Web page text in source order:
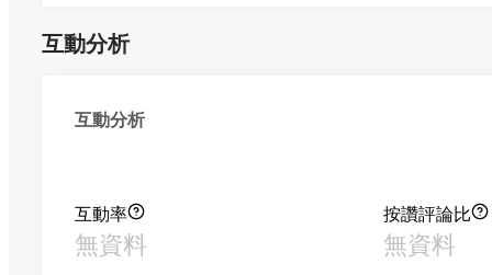
互動分析
互動分析
互動率
無資料
按讚評論比
無資料